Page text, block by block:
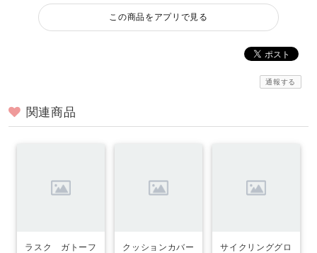
この商品をアプリで見る
通報する
関連商品
ラスク ガトーフ
クッションカバー
サイクリンググロ